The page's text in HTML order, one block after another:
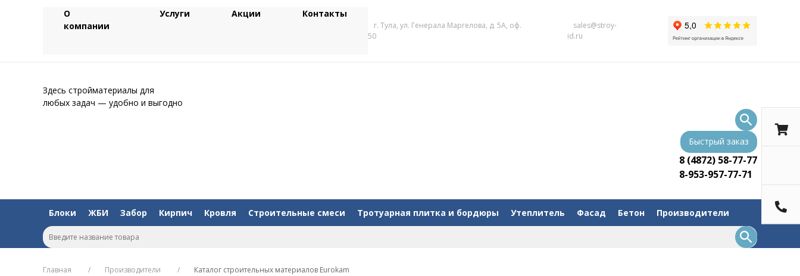
О
компании
Услуги Акции Контакты
г. Тула, ул. Генерала Маргелова, д. 5А, оф.
50
sales@stroy-
id.ru
Здесь стройматериалы для
любых задач — удобно и выгодно
Быстрый заказ
8 (4872) 58-77-77
8-953-957-77-71
Блоки ЖБИ Забор Кирпич Кровля Строительные смеси Тротуарная плитка и бордюры Утеплитель Фасад Бетон Производители
Главная Производители Каталог строительных материалов Eurokam